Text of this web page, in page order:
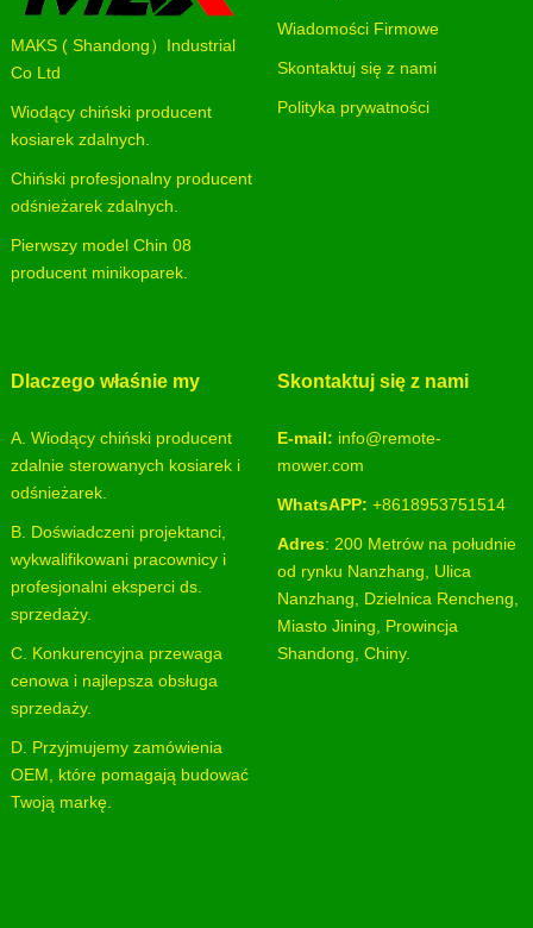
MAKS ( Shandong）Industrial
Co Ltd
Wiodący chiński producent
kosiarek zdalnych.
Chiński profesjonalny producent
odśnieżarek zdalnych.
Pierwszy model Chin 08
producent minikoparek.
Wiadomości Firmowe
Skontaktuj się z nami
Polityka prywatności
Dlaczego właśnie my
A. Wiodący chiński producent
zdalnie sterowanych kosiarek i
odśnieżarek.
B. Doświadczeni projektanci,
wykwalifikowani pracownicy i
profesjonalni eksperci ds.
sprzedaży.
C. Konkurencyjna przewaga
cenowa i najlepsza obsługa
sprzedaży.
D. Przyjmujemy zamówienia
OEM, które pomagają budować
Twoją markę.
Skontaktuj się z nami
E-mail: info@remote-
mower.com
WhatsAPP: +8618953751514
Adres: 200 Metrów na południe
od rynku Nanzhang, Ulica
Nanzhang, Dzielnica Rencheng,
Miasto Jining, Prowincja
Shandong, Chiny.